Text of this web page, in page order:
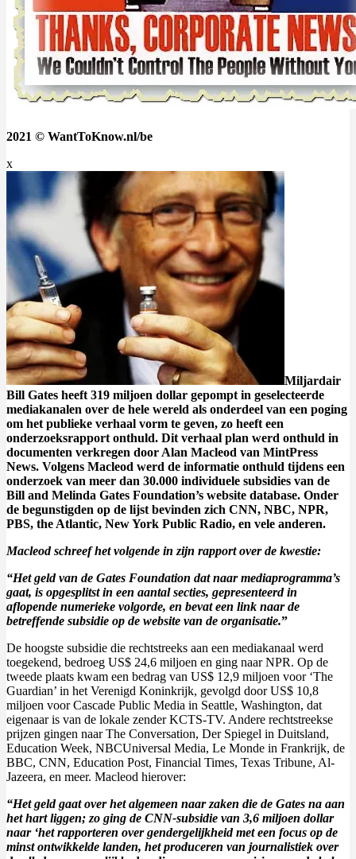
2021 © WantToKnow.nl/be
x
Miljardair
Bill Gates heeft 319 miljoen dollar gepompt in geselecteerde
mediakanalen over de hele wereld als onderdeel van een poging
om het publieke verhaal vorm te geven, zo heeft een
onderzoeksrapport onthuld. Dit verhaal plan werd onthuld in
documenten verkregen door Alan Macleod van MintPress
News. Volgens Macleod werd de informatie onthuld tijdens een
onderzoek van meer dan 30.000 individuele subsidies van de
Bill and Melinda Gates Foundation’s website database. Onder
de begunstigden op de lijst bevinden zich CNN, NBC, NPR,
PBS, the Atlantic, New York Public Radio, en vele anderen.
Macleod schreef het volgende in zijn rapport over de kwestie:
“Het geld van de Gates Foundation dat naar mediaprogramma’s
gaat, is opgesplitst in een aantal secties, gepresenteerd in
aflopende numerieke volgorde, en bevat een link naar de
betreffende subsidie op de website van de organisatie.”
De hoogste subsidie die rechtstreeks aan een mediakanaal werd
toegekend, bedroeg US$ 24,6 miljoen en ging naar NPR. Op de
tweede plaats kwam een bedrag van US$ 12,9 miljoen voor ‘The
Guardian’ in het Verenigd Koninkrijk, gevolgd door US$ 10,8
miljoen voor Cascade Public Media in Seattle, Washington, dat
eigenaar is van de lokale zender KCTS-TV. Andere rechtstreekse
prijzen gingen naar The Conversation, Der Spiegel in Duitsland,
Education Week, NBCUniversal Media, Le Monde in Frankrijk, de
BBC, CNN, Education Post, Financial Times, Texas Tribune, Al-
Jazeera, en meer. Macleod hierover:
“Het geld gaat over het algemeen naar zaken die de Gates na aan
het hart liggen; zo ging de CNN-subsidie van 3,6 miljoen dollar
naar ‘het rapporteren over gendergelijkheid met een focus op de
minst ontwikkelde landen, het produceren van journalistiek over